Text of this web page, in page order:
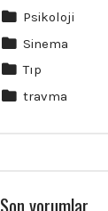
Psikoloji
Sinema
Tıp
travma